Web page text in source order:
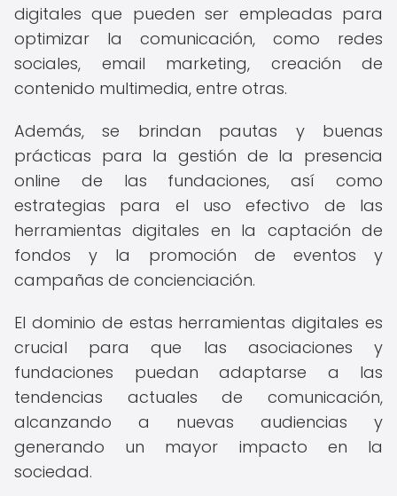
digitales que pueden ser empleadas para
optimizar la comunicación, como redes
sociales, email marketing, creación de
contenido multimedia, entre otras.
Además, se brindan pautas y buenas
prácticas para la gestión de la presencia
online de las fundaciones, así como
estrategias para el uso efectivo de las
herramientas digitales en la captación de
fondos y la promoción de eventos y
campañas de concienciación.
El dominio de estas herramientas digitales es
crucial para que las asociaciones y
fundaciones puedan adaptarse a las
tendencias actuales de comunicación,
alcanzando a nuevas audiencias y
generando un mayor impacto en la
sociedad.